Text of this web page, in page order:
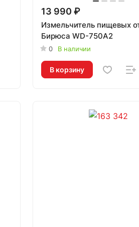
13 990 ₽
Измельчитель пищевых
Бирюса WD-750A2
0 В наличии
В корзину